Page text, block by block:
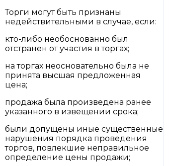
Торги могут быть признаны
недействительными в случае, если:
кто-либо необоснованно был
отстранен от участия в торгах;
на торгах неосновательно была не
принята высшая предложенная
цена;
продажа была произведена ранее
указанного в извещении срока;
были допущены иные существенные
нарушения порядка проведения
торгов, повлекшие неправильное
определение цены продажи;